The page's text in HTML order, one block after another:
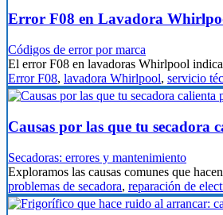
Error F08 en Lavadora
Códigos de error por marca
El error F08 en lavadoras Whirlpool
Error F08, lavadora Whirlpool, servicio
Causas por las que tu secadora
Secadoras: errores y mantenimiento
Exploramos las causas comunes que
problemas de secadora, reparación de